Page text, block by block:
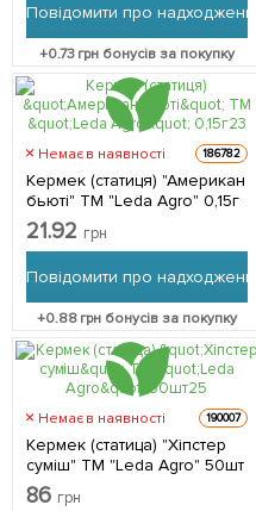
Повідомити про надходження
+0.73грн бонусів за покупку
Немає в наявності 186782
Кермек (статиця) "Американ
бьюті" ТМ "Leda Agro" 0,15г
21.92 грн
Повідомити про надходження
+0.88грн бонусів за покупку
Немає в наявності 190007
Кермек (статица) "Хіпстер
суміш" ТМ "Leda Agro" 50шт
86 грн